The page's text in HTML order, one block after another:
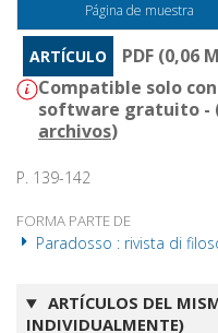
Página de muestra
ARTÍCULO
PDF (0,06
Compatible solo
software gratuito -
archivos)
P. 139-142
FORMA PARTE DE
Paradosso : rivista di
ARTÍCULOS DEL
INDIVIDUALMENTE)